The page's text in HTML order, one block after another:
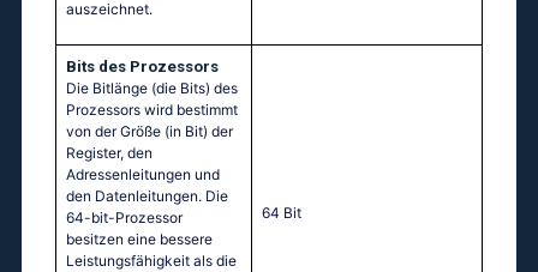
auszeichnet.
Bits des Prozessors
Die Bitlänge (die Bits) des
Prozessors wird bestimmt
von der Größe (in Bit) der
Register, den
Adressenleitungen und
den Datenleitungen. Die
64-bit-Prozessor
besitzen eine bessere
Leistungsfähigkeit als die
64 Bit